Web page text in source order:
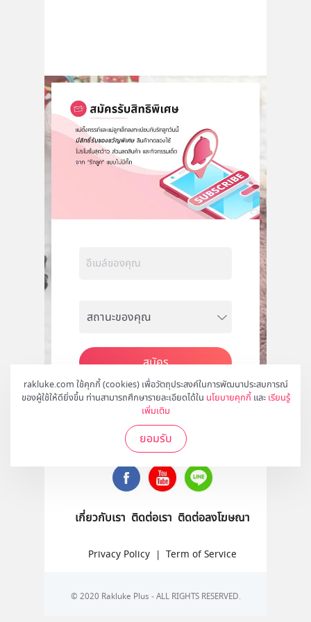
rakluke.com ใช้คุกกี้ (cookies) เพื่อวัตถุประสงค์ในการพัฒนาประสบการณ์
ของผู้ใช้ให้ดียิ่งขึ้น ท่านสามารถศึกษารายละเอียดได้ใน นโยบายคุกกี้ และ เรียนรู้
เพิ่มเติม
ยอมรับ
สมัคร
ติดตามเราได้ที่
เกี่ยวกับเรา ติดต่อเรา ติดต่อลงโฆษณา
Privacy Policy | Term of Service
© 2020 Rakluke Plus - ALL RIGHTS RESERVED.